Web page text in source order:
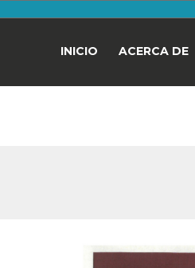
INICIO ACERCA DE